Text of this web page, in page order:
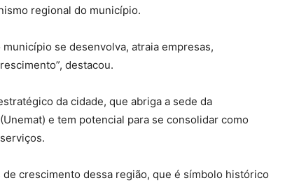
regional do município.
se desenvolva, atraia empresas,
destacou.
da cidade, que abriga a sede da
e tem potencial para se consolidar como
crescimento dessa região, que é símbolo histórico